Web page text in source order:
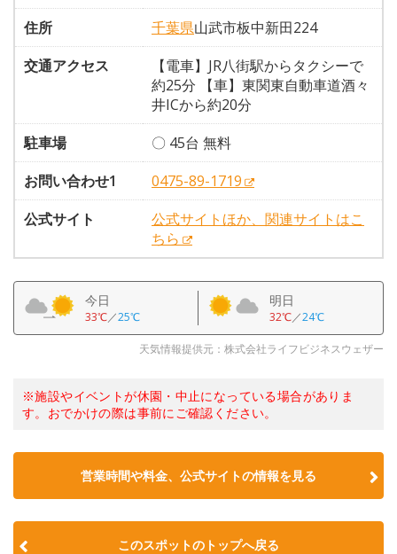
住所
千葉県山武市板中新田224
交通アクセス
【電車】JR八街駅からタクシーで
約25分 【車】東関東自動車道酒々
井ICから約20分
駐車場
〇 45台 無料
お問い合わせ1
0475-89-1719
公式サイト
公式サイトほか、関連サイトはこ
ちら
今日
33℃／25℃
明日
32℃／24℃
天気情報提供元：株式会社ライフビジネスウェザー
※施設やイベントが休園・中止になっている場合がありま
す。おでかけの際は事前にご確認ください。
営業時間や料金、公式サイトの情報を見る
このスポットのトップへ戻る